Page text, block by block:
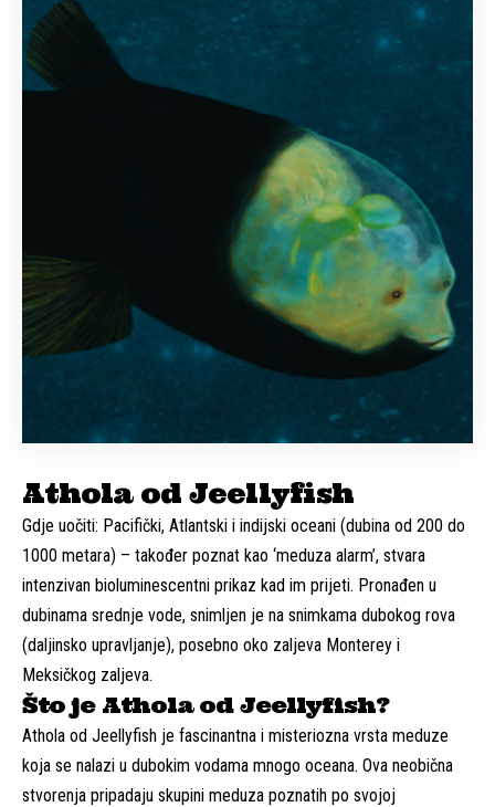
Athola od Jeellyfish
Gdje uočiti: Pacifički, Atlantski i indijski oceani (dubina od 200 do
1000 metara) – također poznat kao ‘meduza alarm’, stvara
intenzivan bioluminescentni prikaz kad im prijeti. Pronađen u
dubinama srednje vode, snimljen je na snimkama dubokog rova ​​
(daljinsko upravljanje), posebno oko zaljeva Monterey i
Meksičkog zaljeva.
Što je Athola od Jeellyfish?
Athola od Jeellyfish je fascinantna i misteriozna vrsta meduze
koja se nalazi u dubokim vodama mnogo oceana. Ova neobična
stvorenja pripadaju skupini meduza poznatih po svojoj